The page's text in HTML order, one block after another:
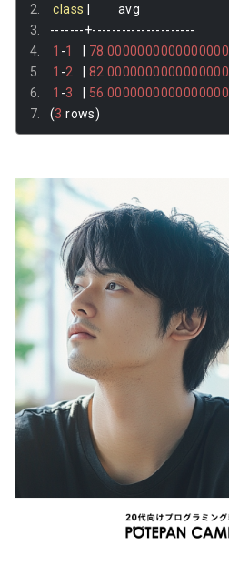
class
         avg
-------+---------------------
1 -1
78.0000000000000000
1 -2
82.0000000000000000
1 -3
56.0000000000000000
(3 rows)